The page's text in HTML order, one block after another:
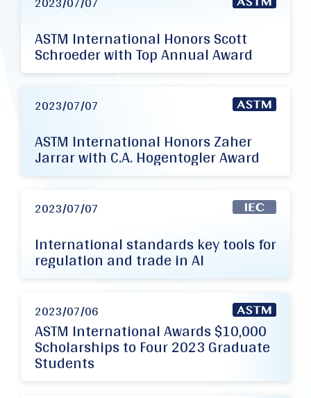
ASTM International Honors Scott
Schroeder with Top Annual Award
2023/07/07
ASTM International Honors Zaher
Jarrar with C.A. Hogentogler Award
2023/07/07
International standards key tools for
regulation and trade in AI
2023/07/06
ASTM International Awards $10,000
Scholarships to Four 2023 Graduate
Students